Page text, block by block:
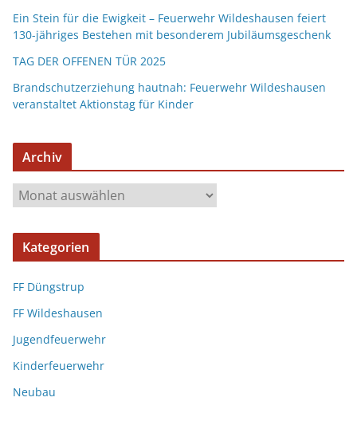
Ein Stein für die Ewigkeit – Feuerwehr Wildeshausen feiert
130-jähriges Bestehen mit besonderem Jubiläumsgeschenk
TAG DER OFFENEN TÜR 2025
Brandschutzerziehung hautnah: Feuerwehr Wildeshausen
veranstaltet Aktionstag für Kinder
Archiv
Kategorien
FF Düngstrup
FF Wildeshausen
Jugendfeuerwehr
Kinderfeuerwehr
Neubau